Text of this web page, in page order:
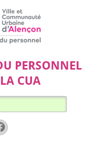
PERSONNEL
CUA